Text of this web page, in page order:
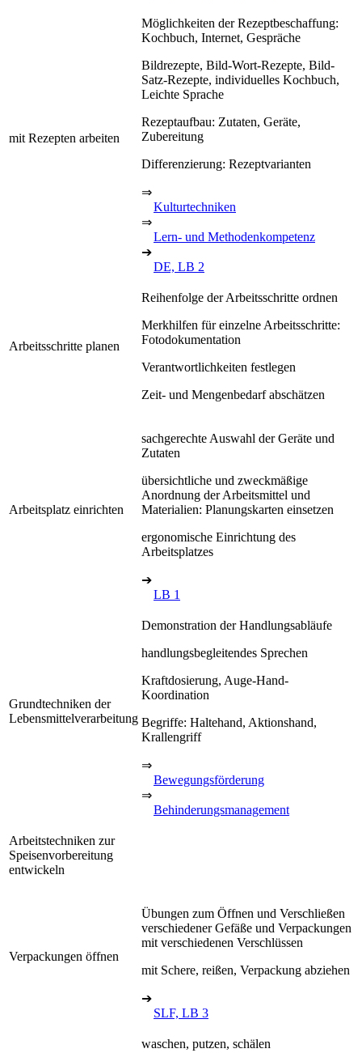
mit Rezepten arbeiten
Möglichkeiten der Rezeptbeschaffung:
Kochbuch, Internet, Gespräche
Bildrezepte, Bild-Wort-Rezepte, Bild-
Satz-Rezepte, individuelles Kochbuch,
Leichte Sprache
Rezeptaufbau: Zutaten, Geräte,
Zubereitung
Differenzierung: Rezeptvarianten
⇒
Kulturtechniken
⇒
Lern- und Methodenkompetenz
➔
DE, LB 2
Arbeitsschritte planen
Reihenfolge der Arbeitsschritte ordnen
Merkhilfen für einzelne Arbeitsschritte:
Fotodokumentation
Verantwortlichkeiten festlegen
Zeit- und Mengenbedarf abschätzen
Arbeitsplatz einrichten
sachgerechte Auswahl der Geräte und
Zutaten
übersichtliche und zweckmäßige
Anordnung der Arbeitsmittel und
Materialien: Planungskarten einsetzen
ergonomische Einrichtung des
Arbeitsplatzes
➔
LB 1
Grundtechniken der
Lebensmittelverarbeitung
Demonstration der Handlungsabläufe
handlungsbegleitendes Sprechen
Kraftdosierung, Auge-Hand-
Koordination
Begriffe: Haltehand, Aktionshand,
Krallengriff
⇒
Bewegungsförderung
⇒
Behinderungsmanagement
Arbeitstechniken zur
Speisenvorbereitung
entwickeln
Verpackungen öffnen
Übungen zum Öffnen und Verschließen
verschiedener Gefäße und Verpackungen
mit verschiedenen Verschlüssen
mit Schere, reißen, Verpackung abziehen
➔
SLF, LB 3
waschen, putzen, schälen